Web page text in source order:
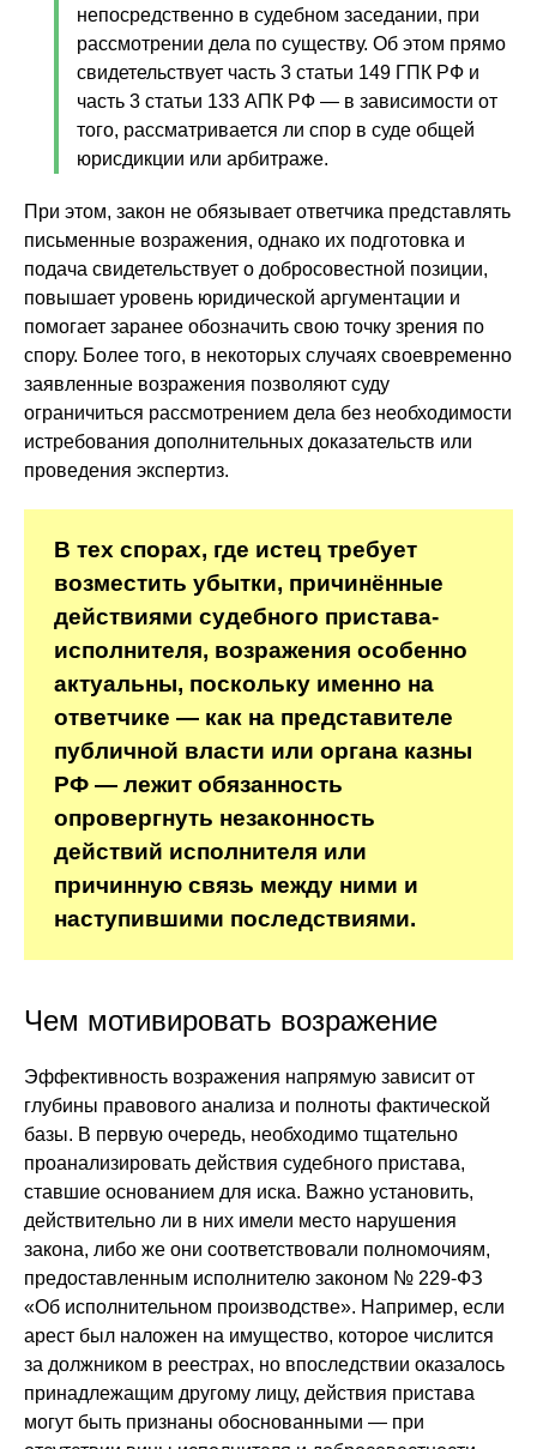
непосредственно в судебном заседании, при
рассмотрении дела по существу. Об этом прямо
свидетельствует часть 3 статьи 149 ГПК РФ и
часть 3 статьи 133 АПК РФ — в зависимости от
того, рассматривается ли спор в суде общей
юрисдикции или арбитраже.
При этом, закон не обязывает ответчика представлять
письменные возражения, однако их подготовка и
подача свидетельствует о добросовестной позиции,
повышает уровень юридической аргументации и
помогает заранее обозначить свою точку зрения по
спору. Более того, в некоторых случаях своевременно
заявленные возражения позволяют суду
ограничиться рассмотрением дела без необходимости
истребования дополнительных доказательств или
проведения экспертиз.
В тех спорах, где истец требует
возместить убытки, причинённые
действиями судебного пристава-
исполнителя, возражения особенно
актуальны, поскольку именно на
ответчике — как на представителе
публичной власти или органа казны
РФ — лежит обязанность
опровергнуть незаконность
действий исполнителя или
причинную связь между ними и
наступившими последствиями.
Чем мотивировать возражение
Эффективность возражения напрямую зависит от
глубины правового анализа и полноты фактической
базы. В первую очередь, необходимо тщательно
проанализировать действия судебного пристава,
ставшие основанием для иска. Важно установить,
действительно ли в них имели место нарушения
закона, либо же они соответствовали полномочиям,
предоставленным исполнителю законом № 229-ФЗ
«Об исполнительном производстве». Например, если
арест был наложен на имущество, которое числится
за должником в реестрах, но впоследствии оказалось
принадлежащим другому лицу, действия пристава
могут быть признаны обоснованными — при